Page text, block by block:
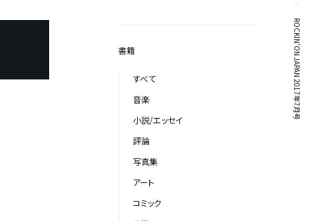
ROCKIN'ON JAPAN 2017年7月号
書籍
すべて
音楽
小説/エッセイ
評論
写真集
アート
コミック